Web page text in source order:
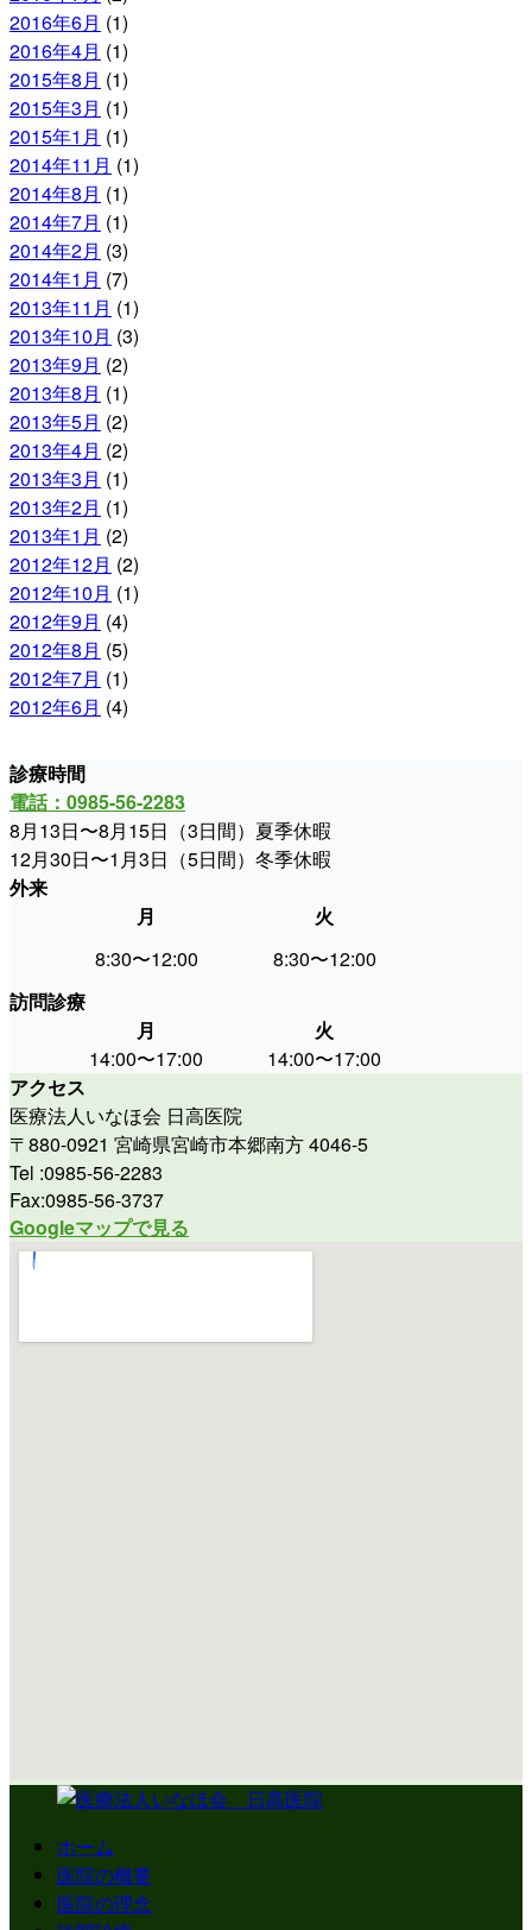
2016年6月 (1)
2016年4月 (1)
2015年8月 (1)
2015年3月 (1)
2015年1月 (1)
2014年11月 (1)
2014年8月 (1)
2014年7月 (1)
2014年2月 (3)
2014年1月 (7)
2013年11月 (1)
2013年10月 (3)
2013年9月 (2)
2013年8月 (1)
2013年5月 (2)
2013年4月 (2)
2013年3月 (1)
2013年2月 (1)
2013年1月 (2)
2012年12月 (2)
2012年10月 (1)
2012年9月 (4)
2012年8月 (5)
2012年7月 (1)
2012年6月 (4)
診療時間
電話：0985-56-2283
8月13日〜8月15日（3日間）夏季休暇
12月30日〜1月3日（5日間）冬季休暇
外来
月
火
8:30〜12:00
8:30〜12:00
訪問診療
月
火
14:00〜17:00
14:00〜17:00
アクセス
医療法人いなほ会 日高医院
〒880-0921 宮崎県宮崎市本郷南方 4046-5
Tel :0985-56-2283
Fax:0985-56-3737
Googleマップで見る
ホーム
医院の概要
医院の理念